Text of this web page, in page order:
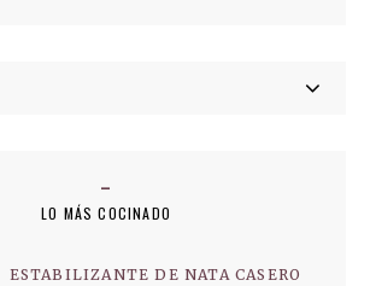
LO MÁS COCINADO
ESTABILIZANTE DE NATA CASERO